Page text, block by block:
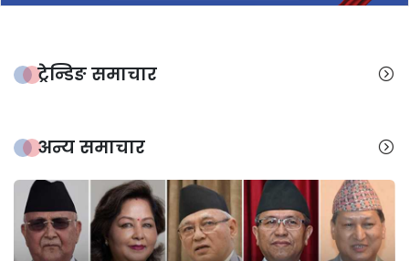
ट्रेन्डिङ समाचार
अन्य समाचार